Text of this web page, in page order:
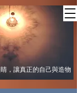
，讓真正的自己與造物